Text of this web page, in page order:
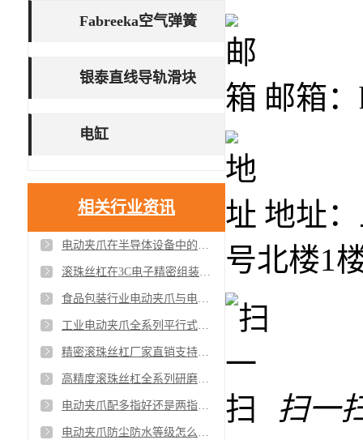
Fabreeka空气弹簧
银泰直线导轨滑块
电缸
相关行业资讯
电动夹爪在半导体设备中的应用案例与精度验证
滚珠丝杠在3C电子精密组装中的应用案例与效果
食品包装行业电动夹爪与电缸应用方案安全合规
工业电动夹爪全系列平行式摆动式自适应夹爪供应
精密滚珠丝杠厂家直销支持非标定制与批量采购
高精度滚珠丝杠全系列研磨级与轧制级现货供应
电动夹爪配多指好还是两指好不同工件该怎么选择
电动夹爪防尘防水等级怎么看IP65和IP67有什么区别
邮箱
地址
号北楼1
扫一